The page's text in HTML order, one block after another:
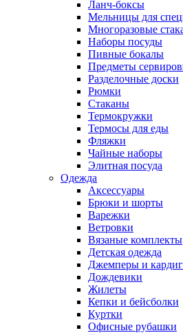
Ланч-боксы
Мельницы для
Многоразовые
Наборы посуды
Пивные бокалы
Предметы
Разделочные доски
Рюмки
Стаканы
Термокружки
Термосы для еды
Фляжки
Чайные наборы
Элитная посуда
Одежда
Аксессуары
Брюки и шорты
Варежки
Ветровки
Вязаные комплекты
Детская одежда
Джемперы и
Дождевики
Жилеты
Кепки и бейсболки
Куртки
Офисные рубашки